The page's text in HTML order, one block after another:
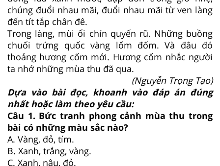
chúng đuổi nhau mãi, đuổi nhau mãi từ ven làng
đến tít tắp chân đê.
Trong làng, mùi ổi chín quyến rũ. Những buồng
chuối trứng quốc vàng lốm đốm. Và đâu đó
thoảng hương cốm mới. Hương cốm nhắc người
ta nhớ những mùa thu đã qua.
(Nguyễn Trọng Tạo)
Dựa vào bài đọc, khoanh vào đáp án đúng
nhất hoặc làm theo yêu cầu:
Câu 1. Bức tranh phong cảnh mùa thu trong
bài có những màu sắc nào?
A. Vàng, đỏ, tím.
B. Xanh, trắng, vàng.
C. Xanh, nâu, đỏ.